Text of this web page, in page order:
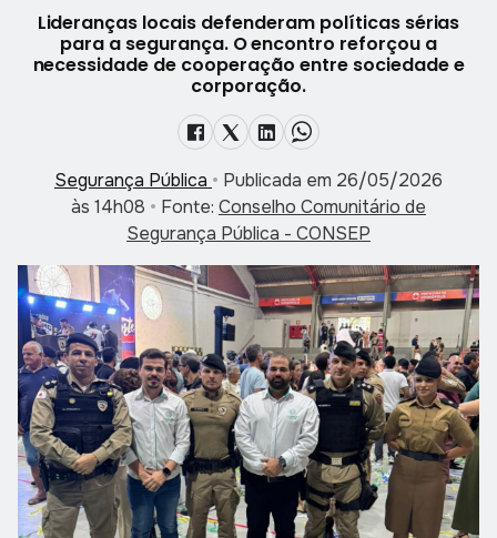
Lideranças locais defenderam políticas sérias
para a segurança. O encontro reforçou a
necessidade de cooperação entre sociedade e
corporação.
Segurança Pública • Publicada em 26/05/2026
às 14h08 • Fonte: Conselho Comunitário de
Segurança Pública - CONSEP